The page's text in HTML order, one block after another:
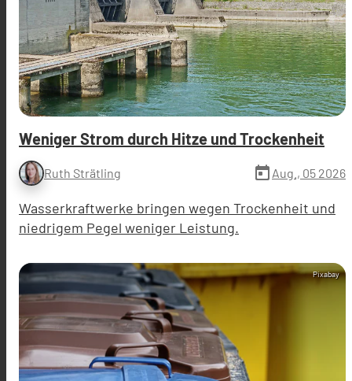
Weniger Strom durch Hitze und Trockenheit
Ruth Strätling today Aug., 05 2026
Wasserkraftwerke bringen wegen Trockenheit und
niedrigem Pegel weniger Leistung.
Pixabay